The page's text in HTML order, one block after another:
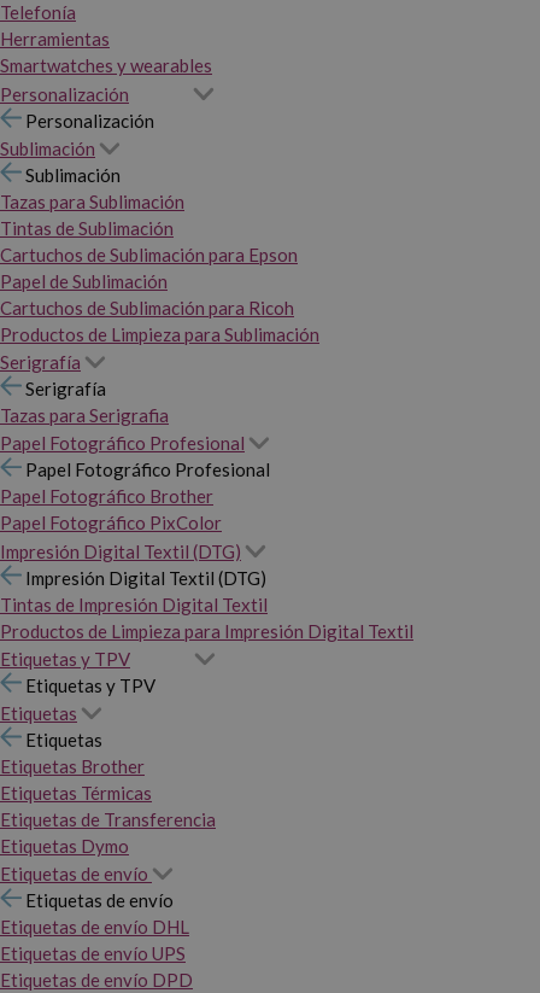
Telefonía
Herramientas
Smartwatches y wearables
Personalización
Personalización
Sublimación
Sublimación
Tazas para Sublimación
Tintas de Sublimación
Cartuchos de Sublimación para Epson
Papel de Sublimación
Cartuchos de Sublimación para Ricoh
Productos de Limpieza para Sublimación
Serigrafía
Serigrafía
Tazas para Serigrafia
Papel Fotográfico Profesional
Papel Fotográfico Profesional
Papel Fotográfico Brother
Papel Fotográfico PixColor
Impresión Digital Textil (DTG)
Impresión Digital Textil (DTG)
Tintas de Impresión Digital Textil
Productos de Limpieza para Impresión Digital Textil
Etiquetas y TPV
Etiquetas y TPV
Etiquetas
Etiquetas
Etiquetas Brother
Etiquetas Térmicas
Etiquetas de Transferencia
Etiquetas Dymo
Etiquetas de envío
Etiquetas de envío
Etiquetas de envío DHL
Etiquetas de envío UPS
Etiquetas de envío DPD